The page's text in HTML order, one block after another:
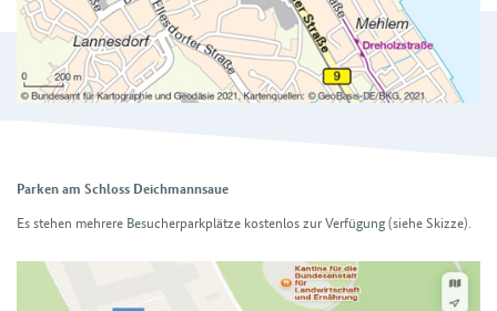
Parken am Schloss Deichmannsaue
Es stehen mehrere Besucherparkplätze kostenlos zur Verfügung (siehe Skizze).